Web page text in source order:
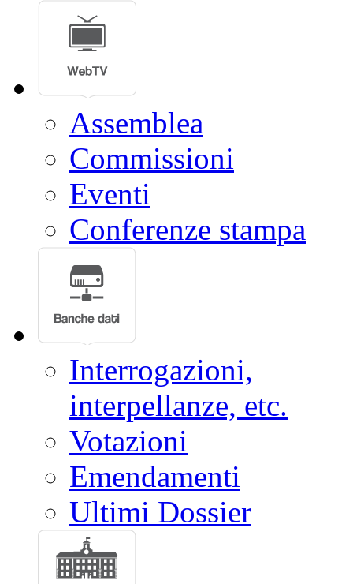
Assemblea
Commissioni
Eventi
Conferenze stampa
Interrogazioni,
interpellanze, etc.
Votazioni
Emendamenti
Ultimi Dossier